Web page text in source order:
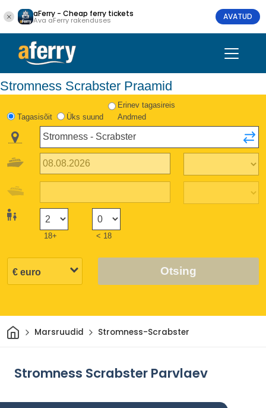
aFerry - Cheap ferry tickets
Ava aFerry rakenduses AVATUD
Stromness Scrabster Praamid
Tagasisõit Üks suund
Erinev tagasireis
Andmed
18+ < 18
Otsing
Avaleht
Marsruudid Stromness-Scrabster
Stromness Scrabster Parvlaev